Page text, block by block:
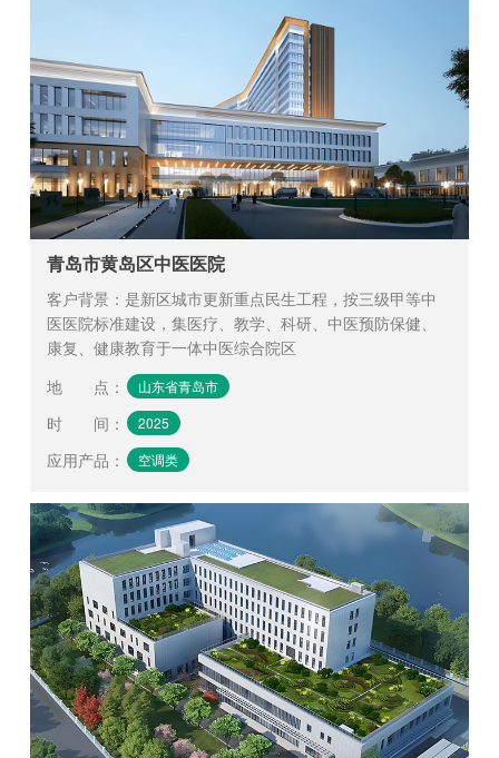
青岛市黄岛区中医医院
客户背景：是新区城市更新重点民生工程，按三级甲等中
医医院标准建设，集医疗、教学、科研、中医预防保健、
康复、健康教育于一体中医综合院区
地 点 ： 山东省青岛市
时 间 ： 2025
应用产品 ： 空调类